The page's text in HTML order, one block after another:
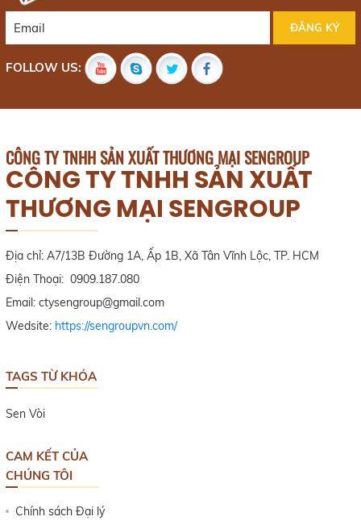
FOLLOW US:
CÔNG TY TNHH SẢN XUẤT THƯƠNG MẠI SENGROUP
CÔNG TY TNHH SẢN XUẤT
THƯƠNG MẠI SENGROUP
Địa chỉ: A7/13B Đường 1A, Ấp 1B, Xã Tân Vĩnh Lộc, TP. HCM
Điện Thoại: 0909.187.080
Email: ctysengroup@gmail.com
Wedsite: https://sengroupvn.com/
TAGS TỪ KHÓA
Sen Vòi
CAM KẾT CỦA
CHÚNG TÔI
Chính sách Đại lý